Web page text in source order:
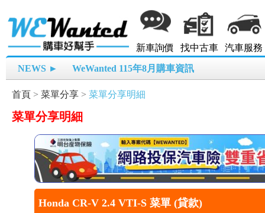
新車詢價 找中古車 汽車服務
NEWS ► WeWanted 115年8月購車資訊
首頁 > 菜單分享 > 菜單分享明細
菜單分享明細
Honda CR-V 2.4 VTI-S 菜單 (貸款)